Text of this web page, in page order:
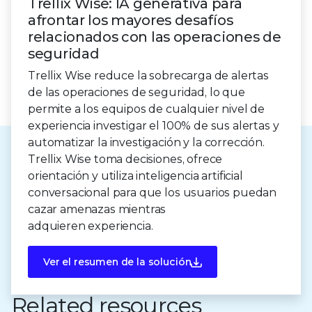
5
6
7
8
9
Trellix Wise: IA generativa para
afrontar los mayores desafíos
relacionados con las operaciones de
seguridad
Trellix Wise reduce la sobrecarga de alertas
de las operaciones de seguridad, lo que
permite a los equipos de cualquier nivel de
experiencia investigar el 100% de sus alertas y
automatizar la investigación y la corrección.
Trellix Wise toma decisiones, ofrece
orientación y utiliza inteligencia artificial
conversacional para que los usuarios puedan
cazar amenazas mientras
adquieren experiencia.
Ver el resumen de la solución
Related resources